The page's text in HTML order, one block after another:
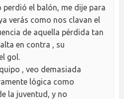
perdió el balón, me dije para
verás como nos clavan el
de aquella pérdida tan
en contra , su
gol.
, veo demasiada
lógica como
la juventud, y no